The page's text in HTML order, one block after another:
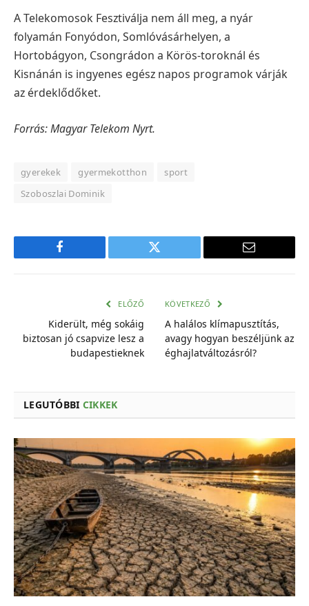
A Telekomosok Fesztiválja nem áll meg, a nyár
folyamán Fonyódon, Somlóvásárhelyen, a
Hortobágyon, Csongrádon a Körös-toroknál és
Kisnánán is ingyenes egész napos programok várják
az érdeklődőket.
Forrás: Magyar Telekom Nyrt.
gyerekek gyermekotthon
sport
Szoboszlai Dominik
Facebook Twitter
E-
ELŐZŐ
Kiderült, még sokáig
biztosan jó csapvize lesz a
budapestieknek
KÖVETKEZŐ
A halálos klímapusztítás,
avagy hogyan beszéljünk az
éghajlatváltozásról?
LEGUTÓBBI CIKKEK